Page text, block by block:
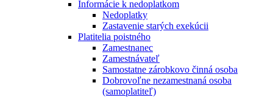
Informácie k nedoplatkom
Nedoplatky
Zastavenie starých exekúcii
Platitelia poistného
Zamestnanec
Zamestnávateľ
Samostatne zárobkovo činná osoba
Dobrovoľne nezamestnaná osoba
(samoplatiteľ)